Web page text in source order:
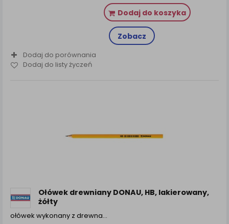
Dodaj do koszyka
Zobacz
Dodaj do porównania
Dodaj do listy życzeń
Ołówek drewniany DONAU, HB, lakierowany,
żółty
ołówek wykonany z drewna…
Polityka prywatności (rozwiń)
Klauzula Informacyjna (rozwiń)
Lista Zaufanych Partnerów (rozwiń)